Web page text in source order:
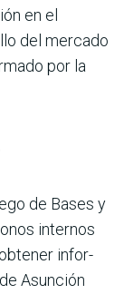
en el
del mercado
por la
de Bases y
internos
infor­
Asunción